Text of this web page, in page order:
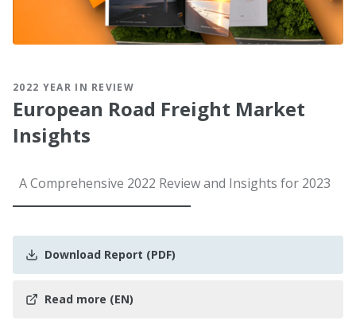
2022 YEAR IN REVIEW
European Road Freight Market
Insights
A Comprehensive 2022 Review and Insights for 2023
Download Report (PDF)
Read more (EN)